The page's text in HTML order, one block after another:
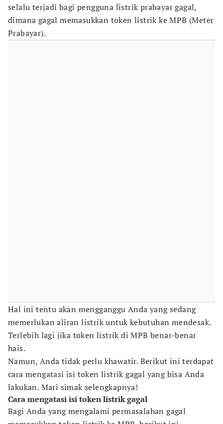
selalu terjadi bagi pengguna listrik prabayar gagal,
dimana gagal memasukkan token listrik ke MPB (Meter
Prabayar).
Hal ini tentu akan mengganggu Anda yang sedang
memerlukan aliran listrik untuk kebutuhan mendesak.
Terlebih lagi jika token listrik di MPB benar-benar
hais.
Namun, Anda tidak perlu khawatir. Berikut ini terdapat
cara mengatasi isi token listrik gagal yang bisa Anda
lakukan. Mari simak selengkapnya!
Cara mengatasi isi token listrik gagal
Bagi Anda yang mengalami permasalahan gagal